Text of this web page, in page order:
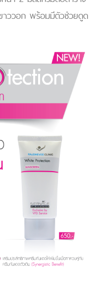
ขาววอก พร้อมมีตัวช่วยดูด